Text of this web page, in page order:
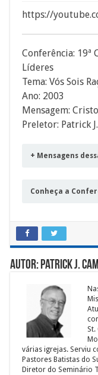
https://
Conferência: 19ª
Líderes
Tema: Vós Sois
Ano: 2003
Mensagem:
Preletor: Patrick
+ Mensagens
Conheça a
Autor: Patrick J.
várias igrejas. Serviu
Pastores Batistas do
Diretor do Seminário